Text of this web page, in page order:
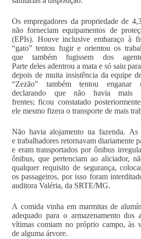
Os empregadores da propriedade de
não forneciam equipamentos de
(EPIs). Houve inclusive embaraço à
“gato” tentou fugir e orientou os
que também fugissem dos
Parte deles adentrou a mata e só saiu
depois de muita insistência da equipe
“Zezão” também tentou enganar
declarando que não havia mais
frentes; ficou constatado
ele mesmo fizera o transporte de mais
Não havia alojamento na fazenda. As
e trabalhadores retornavam diariamente
e eram transportados por ônibus
ônibus, que pertenciam ao aliciador,
qualquer requisito de segurança,
os passageiros, por isso foram
auditora Valéria, da SRTE/MG.
A comida vinha em marmitas de
adequado para o armazenamento dos
vítimas comiam no próprio campo, às
de alguma árvore.